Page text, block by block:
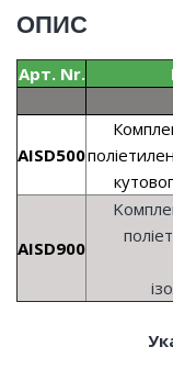
ОПИС
Арт. Nr.
AISD500
AISD900